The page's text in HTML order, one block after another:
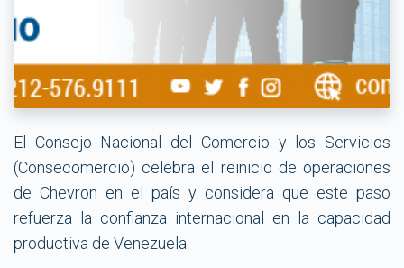
El Consejo Nacional del Comercio y los Servicios
(Consecomercio) celebra el reinicio de operaciones
de Chevron en el país y considera que este paso
refuerza la confianza internacional en la capacidad
productiva de Venezuela.